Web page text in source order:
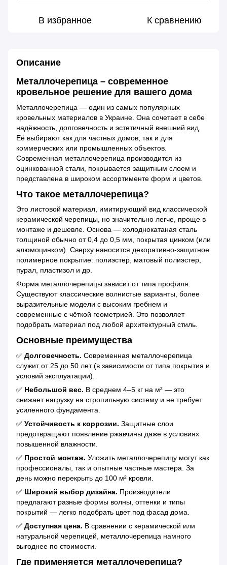
В избранное К сравнению
Описание
Металлочерепица – современное
кровельное решение для вашего дома
Металлочерепица — один из самых популярных
кровельных материалов в Украине. Она сочетает в себе
надёжность, долговечность и эстетичный внешний вид.
Её выбирают как для частных домов, так и для
коммерческих или промышленных объектов.
Современная металлочерепица производится из
оцинкованной стали, покрывается защитным слоем и
представлена в широком ассортименте форм и цветов.
Что такое металлочерепица?
Это листовой материал, имитирующий вид классической
керамической черепицы, но значительно легче, проще в
монтаже и дешевле. Основа — холоднокатаная сталь
толщиной обычно от 0,4 до 0,5 мм, покрытая цинком (или
алюмоцинком). Сверху наносится декоративно-защитное
полимерное покрытие: полиэстер, матовый полиэстер,
пурал, пластизол и др.
Форма металлочерепицы зависит от типа профиля.
Существуют классические волнистые варианты, более
выразительные модели с высоким гребнем и
современные с чёткой геометрией. Это позволяет
подобрать материал под любой архитектурный стиль.
Основные преимущества
✅ Долговечность. Современная металлочерепица
служит от 25 до 50 лет (в зависимости от типа покрытия и
условий эксплуатации).
✅ Небольшой вес. В среднем 4–5 кг на м² — это
снижает нагрузку на стропильную систему и не требует
усиленного фундамента.
✅ Устойчивость к коррозии. Защитные слои
предотвращают появление ржавчины даже в условиях
повышенной влажности.
✅ Простой монтаж. Уложить металлочерепицу могут как
профессионалы, так и опытные частные мастера. За
день можно перекрыть до 100 м² кровли.
✅ Широкий выбор дизайна. Производители
предлагают разные формы волны, оттенки и типы
покрытий — легко подобрать цвет под фасад дома.
✅ Доступная цена. В сравнении с керамической или
натуральной черепицей, металлочерепица намного
выгоднее по стоимости.
Где применяется металлочерепица?